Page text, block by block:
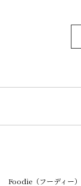
Foodie（フーディー